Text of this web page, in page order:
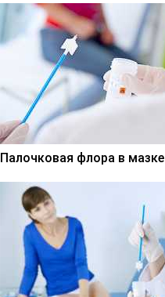
Палочковая флора в мазке